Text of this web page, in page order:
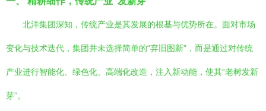
北洋集团深知，传统产业是其发展的根基与优势所在。面对市场
变化与技术迭代，集团并未选择简单的“弃旧图新”，而是通过对传统
产业进行智能化、绿色化、高端化改造，注入新动能，使其“老树发新
芽”。